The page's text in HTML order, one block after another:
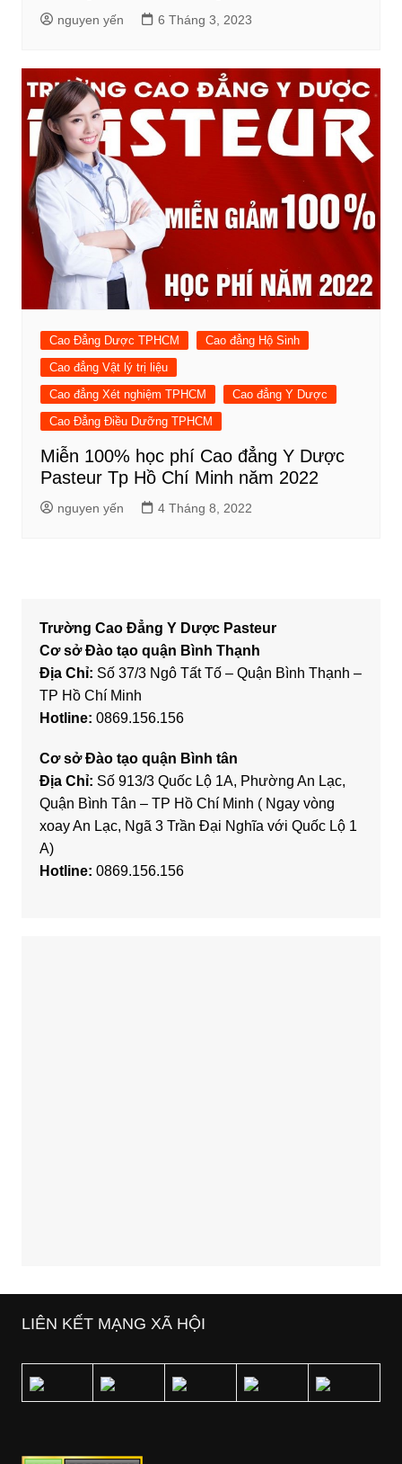
nguyen yến 6 Tháng 3, 2023
Cao Đẳng Dược TPHCM
Cao đẳng Hộ Sinh
Cao đẳng Vật lý trị liệu
Cao đẳng Xét nghiệm TPHCM
Cao đẳng Y Dược
Cao Đẳng Điều Dưỡng TPHCM
Miễn 100% học phí Cao đẳng Y Dược
Pasteur Tp Hồ Chí Minh năm 2022
nguyen yến 4 Tháng 8, 2022
Trường Cao Đẳng Y Dược Pasteur
Cơ sở Đào tạo quận Bình Thạnh
Địa Chỉ: Số 37/3 Ngô Tất Tố – Quận Bình Thạnh –
TP Hồ Chí Minh
Hotline: 0869.156.156
Cơ sở Đào tạo quận Bình tân
Địa Chỉ: Số 913/3 Quốc Lộ 1A, Phường An Lạc,
Quận Bình Tân – TP Hồ Chí Minh ( Ngay vòng
xoay An Lạc, Ngã 3 Trần Đại Nghĩa với Quốc Lộ 1
A)
Hotline: 0869.156.156
LIÊN KẾT MẠNG XÃ HỘI